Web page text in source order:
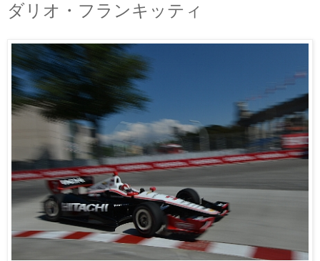
ダリオ・フランキッティ